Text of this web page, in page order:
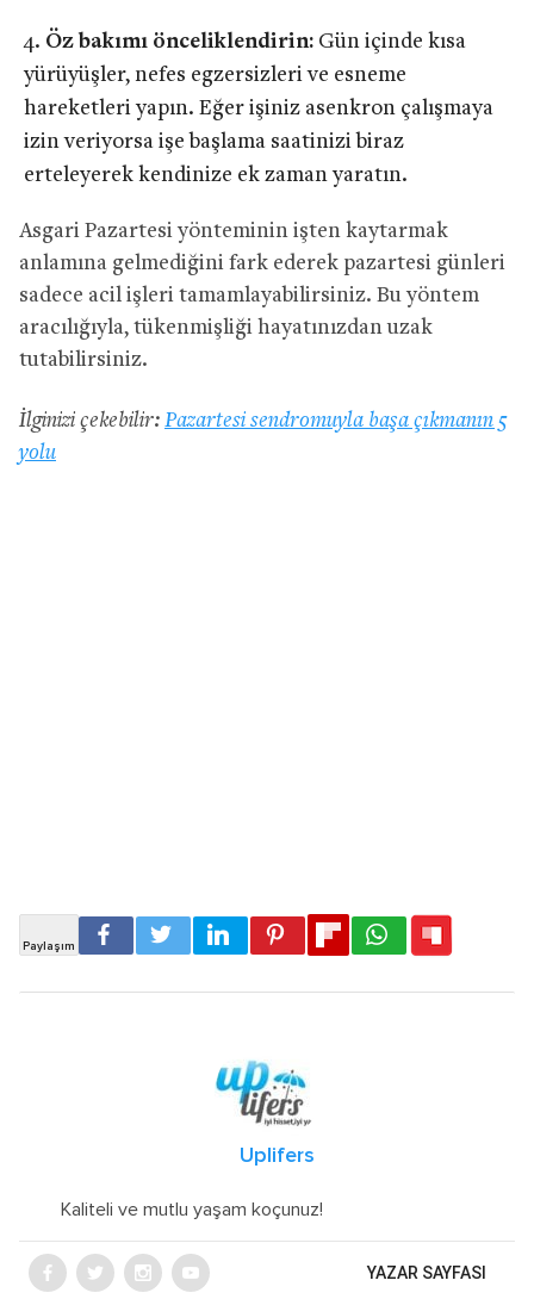
Öz bakımı önceliklendirin: Gün içinde kısa
yürüyüşler, nefes egzersizleri ve esneme
hareketleri yapın. Eğer işiniz asenkron çalışmaya
izin veriyorsa işe başlama saatinizi biraz
erteleyerek kendinize ek zaman yaratın.
Asgari Pazartesi yönteminin işten kaytarmak
anlamına gelmediğini fark ederek pazartesi günleri
sadece acil işleri tamamlayabilirsiniz. Bu yöntem
aracılığıyla, tükenmişliği hayatınızdan uzak
tutabilirsiniz.
İlginizi çekebilir: Pazartesi sendromuyla başa çıkmanın 5
yolu
Uplifers
Kaliteli ve mutlu yaşam koçunuz!
YAZAR SAYFASI